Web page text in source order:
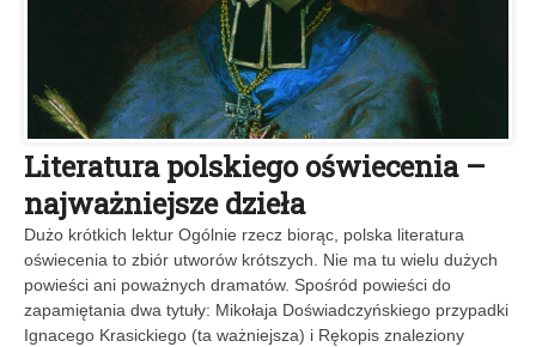
Literatura polskiego oświecenia –
najważniejsze dzieła
Dużo krótkich lektur Ogólnie rzecz biorąc, polska literatura
oświecenia to zbiór utworów krótszych. Nie ma tu wielu dużych
powieści ani poważnych dramatów. Spośród powieści do
zapamiętania dwa tytuły: Mikołaja Doświadczyńskiego przypadki
Ignacego Krasickiego (ta ważniejsza) i Rękopis znaleziony